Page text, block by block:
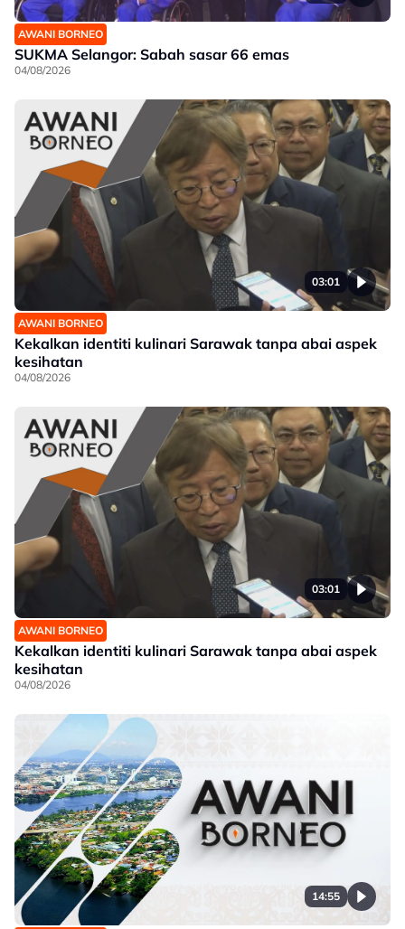
AWANI BORNEO
SUKMA Selangor: Sabah sasar 66 emas
04/08/2026
03:01
AWANI BORNEO
Kekalkan identiti kulinari Sarawak tanpa abai aspek
kesihatan
04/08/2026
03:01
AWANI BORNEO
Kekalkan identiti kulinari Sarawak tanpa abai aspek
kesihatan
04/08/2026
14:55